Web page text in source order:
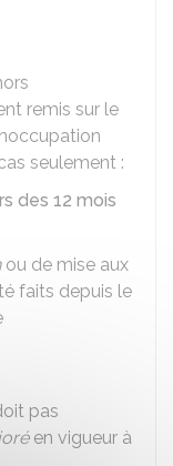
remis sur le
seulement :
des 12 mois
ou de mise aux
faits depuis le
pas
en vigueur à